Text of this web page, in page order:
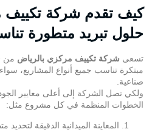
كيف تقدم شركة تكييف
حلول تبريد متطورة
تسعى شركة تكييف مركزي بالرياض من
مبتكرة تناسب جميع أنواع المشاريع،
صناعية.
ولكي تصل الشركة إلى أعلى معايير
الخطوات المنظمة في كل مشروع مثل:
المعاينة الميدانية الدقيقة